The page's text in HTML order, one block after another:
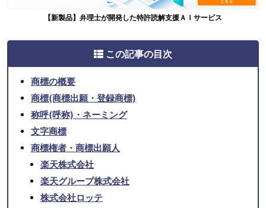
【新製品】弁理士が開発した特許読解支援ＡＩサービス
この記事の目次
商標の概要
商標(商標出願・登録商標)
称呼(呼称)・ネーミング
文字商標
商標権者・商標出願人
楽天株式会社
楽天グループ株式会社
株式会社ロッテ